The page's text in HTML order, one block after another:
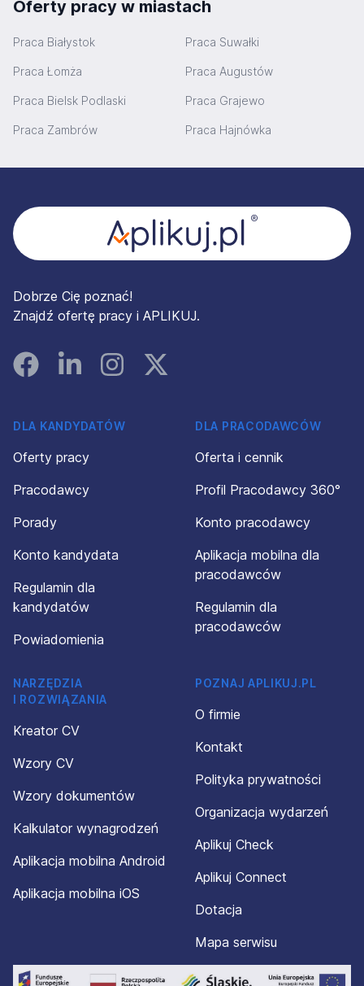
Oferty pracy w miastach
Praca Białystok Praca Suwałki
Praca Łomża Praca Augustów
Praca Bielsk Podlaski Praca Grajewo
Praca Zambrów Praca Hajnówka
Dobrze Cię poznać!
Znajdź ofertę pracy i APLIKUJ.
FacebookLinked InInstagramInstagram
DLA KANDYDATÓW
Oferty pracy
Pracodawcy
Porady
Konto kandydata
Regulamin dla
kandydatów
Powiadomienia
DLA PRACODAWCÓW
Oferta i cennik
Profil Pracodawcy 360°
Konto pracodawcy
Aplikacja mobilna dla
pracodawców
Regulamin dla
pracodawców
NARZĘDZIA
I ROZWIĄZANIA
Kreator CV
Wzory CV
Wzory dokumentów
Kalkulator wynagrodzeń
Aplikacja mobilna Android
Aplikacja mobilna iOS
POZNAJ APLIKUJ.PL
O firmie
Kontakt
Polityka prywatności
Organizacja wydarzeń
Aplikuj Check
Aplikuj Connect
Dotacja
Mapa serwisu